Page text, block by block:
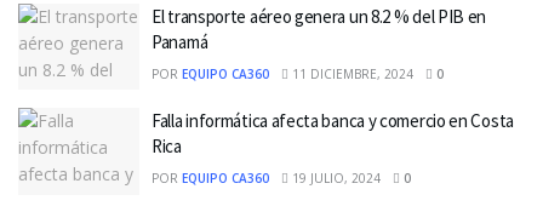
El transporte aéreo genera un 8.2 % del PIB en
Panamá
POR EQUIPO CA360 11 DICIEMBRE, 2024 0
Falla informática afecta banca y comercio en Costa
Rica
POR EQUIPO CA360 19 JULIO, 2024 0